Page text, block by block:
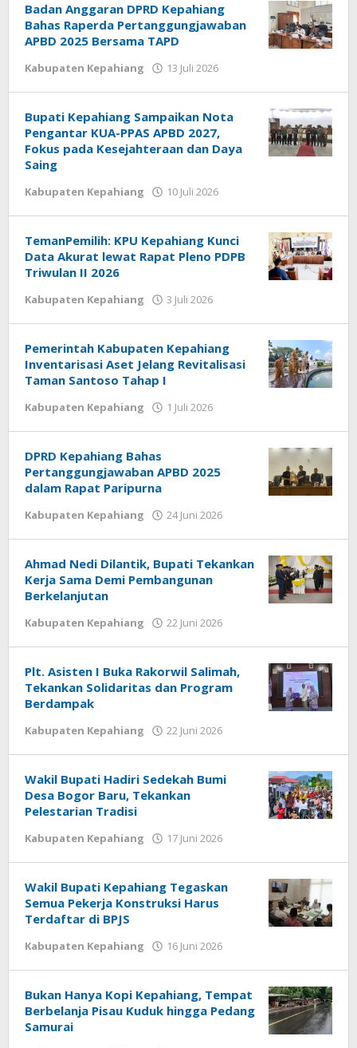
Badan Anggaran DPRD Kepahiang
Bahas Raperda Pertanggungjawaban
APBD 2025 Bersama TAPD
Kabupaten Kepahiang 13 Juli 2026
Bupati Kepahiang Sampaikan Nota
Pengantar KUA-PPAS APBD 2027,
Fokus pada Kesejahteraan dan Daya
Saing
Kabupaten Kepahiang 10 Juli 2026
TemanPemilih: KPU Kepahiang Kunci
Data Akurat lewat Rapat Pleno PDPB
Triwulan II 2026
Kabupaten Kepahiang 3 Juli 2026
Pemerintah Kabupaten Kepahiang
Inventarisasi Aset Jelang Revitalisasi
Taman Santoso Tahap I
Kabupaten Kepahiang 1 Juli 2026
DPRD Kepahiang Bahas
Pertanggungjawaban APBD 2025
dalam Rapat Paripurna
Kabupaten Kepahiang 24 Juni 2026
Ahmad Nedi Dilantik, Bupati Tekankan
Kerja Sama Demi Pembangunan
Berkelanjutan
Kabupaten Kepahiang 22 Juni 2026
Plt. Asisten I Buka Rakorwil Salimah,
Tekankan Solidaritas dan Program
Berdampak
Kabupaten Kepahiang 22 Juni 2026
Wakil Bupati Hadiri Sedekah Bumi
Desa Bogor Baru, Tekankan
Pelestarian Tradisi
Kabupaten Kepahiang 17 Juni 2026
Wakil Bupati Kepahiang Tegaskan
Semua Pekerja Konstruksi Harus
Terdaftar di BPJS
Kabupaten Kepahiang 16 Juni 2026
Bukan Hanya Kopi Kepahiang, Tempat
Berbelanja Pisau Kuduk hingga Pedang
Samurai